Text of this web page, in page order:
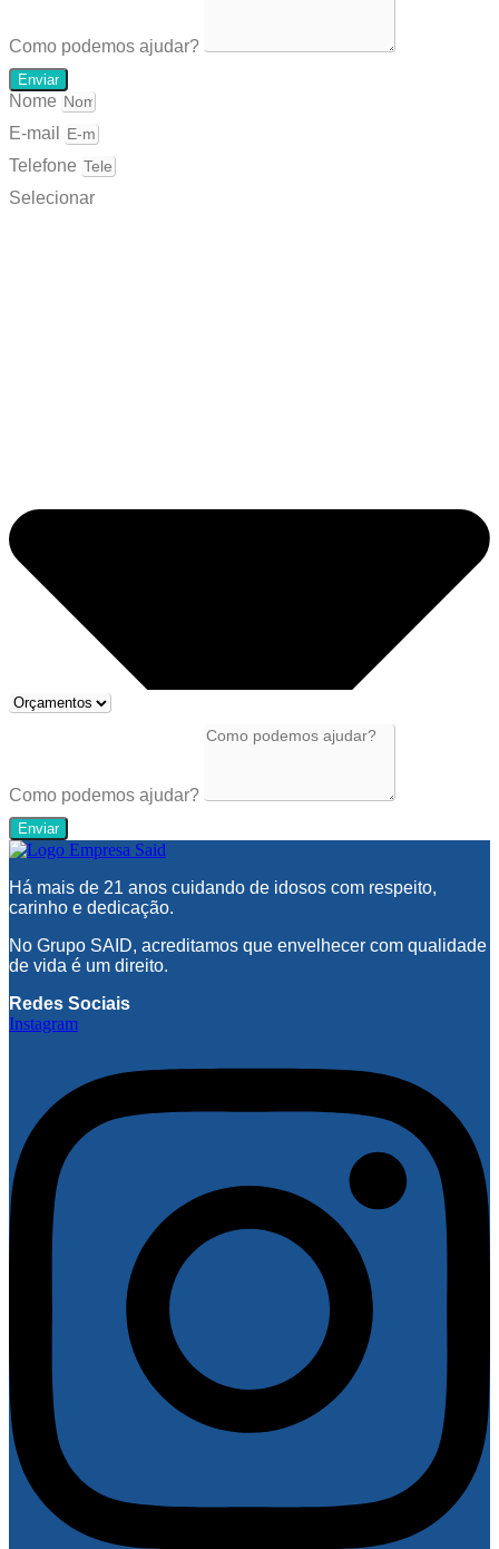
Como podemos ajudar?
Enviar
Nome
E-mail
Telefone
Selecionar
Como podemos ajudar?
Enviar
Há mais de 21 anos cuidando de idosos com respeito,
carinho e dedicação.
No Grupo SAID, acreditamos que envelhecer com qualidade
de vida é um direito.
Redes Sociais
Instagram